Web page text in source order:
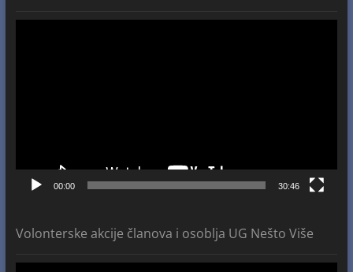
00:00 30:46
Volonterske akcije članova i osoblja UG Nešto Više